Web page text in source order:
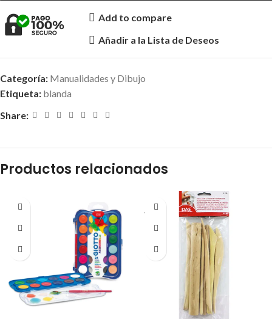
Add to compare
Añadir a la Lista de Deseos
Categoría: Manualidades y Dibujo
Etiqueta: blanda
Share:
Productos relacionados
AGOT